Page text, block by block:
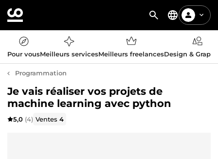
Pour vousMeilleurs servicesMeilleurs freelancesDesign &
Programmation
Je vais réaliser vos projets de
machine learning avec python
5,0 (4) Ventes4